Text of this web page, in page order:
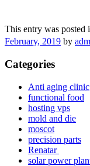
This entry was posted
February, 2019 by
Categories
Anti aging clinic
functional food
hosting vps
mold and die
moscot
precision parts
Renatar
solar power